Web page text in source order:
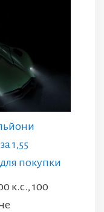
1,55
покупки
к.с., 100